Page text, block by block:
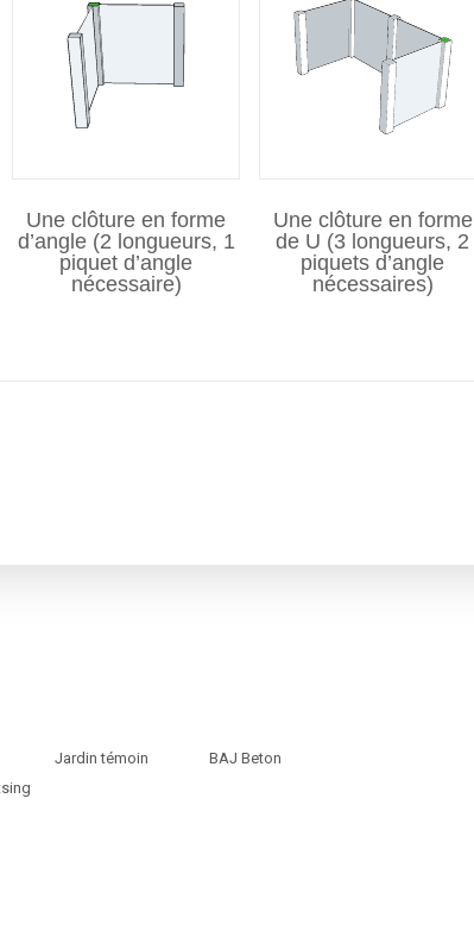
Une clôture en forme
d’angle (2 longueurs, 1
piquet d’angle
nécessaire)
Une clôture en forme
de U (3 longueurs, 2
piquets d’angle
nécessaires)
Jardin témoin
BAJ Beton